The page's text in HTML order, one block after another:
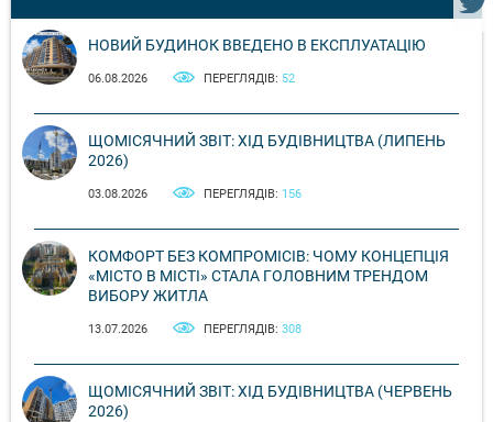
НОВИЙ БУДИНОК ВВЕДЕНО В ЕКСПЛУАТАЦІЮ
06.08.2026 ПЕРЕГЛЯДІВ: 52
ЩОМІСЯЧНИЙ ЗВІТ: ХІД БУДІВНИЦТВА (ЛИПЕНЬ
2026)
03.08.2026 ПЕРЕГЛЯДІВ: 156
КОМФОРТ БЕЗ КОМПРОМІСІВ: ЧОМУ КОНЦЕПЦІЯ
«МІСТО В МІСТІ» СТАЛА ГОЛОВНИМ ТРЕНДОМ
ВИБОРУ ЖИТЛА
13.07.2026 ПЕРЕГЛЯДІВ: 308
ЩОМІСЯЧНИЙ ЗВІТ: ХІД БУДІВНИЦТВА (ЧЕРВЕНЬ
2026)